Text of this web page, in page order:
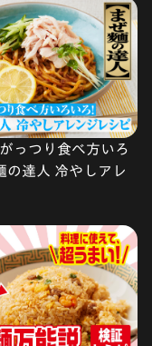
っつり食べ方いろ
の達人 冷やしアレ